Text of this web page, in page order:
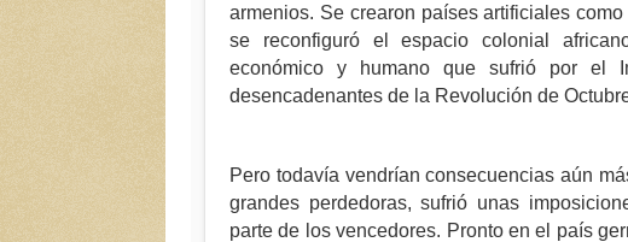
armenios. Se crearon países artificiales
se reconfiguró el espacio colonial
económico y humano que sufrió por el
desencadenantes de la Revolución de
Pero todavía vendrían consecuencias aún
grandes perdedoras, sufrió unas
parte de los vencedores. Pronto en el país